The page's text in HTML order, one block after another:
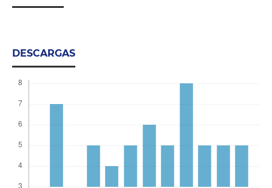
DESCARGAS